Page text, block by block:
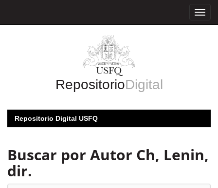
RepositorioDigital
Repositorio Digital USFQ
Buscar por Autor Ch, Lenin,
dir.